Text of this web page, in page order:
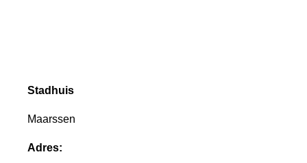
Stadhuis
Maarssen
Adres: